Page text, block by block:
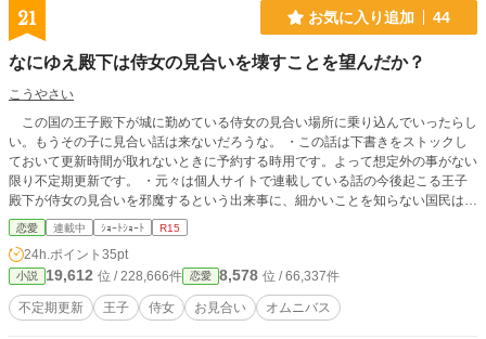
21 お気に入り追加 44
なにゆえ殿下は侍女の見合いを壊すことを望んだか？
こうやさい
この国の王子殿下が城に勤めている侍女の見合い場所に乗り込んでいったらし
い。もうその子に見合い話は来ないだろうな。 ・この話は下書きをストックし
ておいて更新時間が取れないときに予約する時用です。よって想定外の事がない
限り不定期更新です。 ・元々は個人サイトで連載している話の今後起こる王子
殿下が侍女の見合いを邪魔するという出来事に、細かいことを知らない国民はど
んな想像をするかという想定で書かれた代物です。第三者の想像なので見合いを
邪魔すること以外の展開および細かな舞台設定、登場人物の性格等はバラバラで
すが、作者は一人で本編があるので似通ります。 ・尻切れトンボはいつもの事
ですが、今回本来はその後に関係者がコメントしてそれがオチというパターンな
ので、特に多く感じる可能性があります。 ・その性質上単品では分からない部
分もいつも以上に出てくるかと思いますので、最低限の説明を最初に入れておき
恋愛 連載中 ｼｮｰﾄｼｮｰﾄ R15
24h.ポイント 35pt
小説 19,612 位 / 228,666件 恋愛 8,578 位 / 66,337件
不定期更新 王子 侍女 お見合い オムニバス